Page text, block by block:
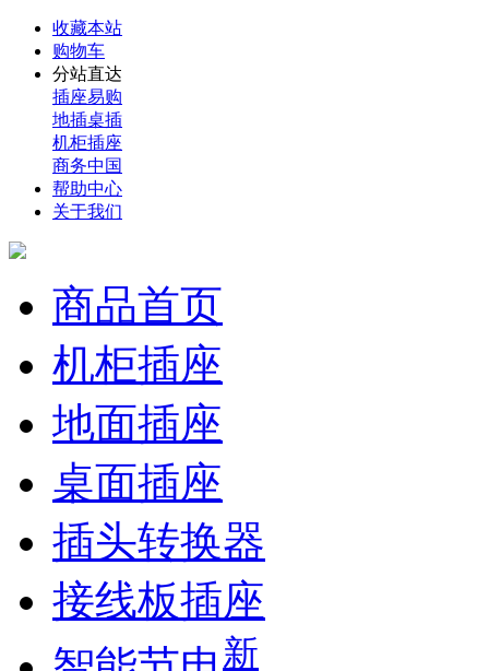
收藏本站
购物车
分站直达
插座易购
地插桌插
机柜插座
商务中国
帮助中心
关于我们
商品首页
机柜插座
地面插座
桌面插座
插头转换器
接线板插座
新